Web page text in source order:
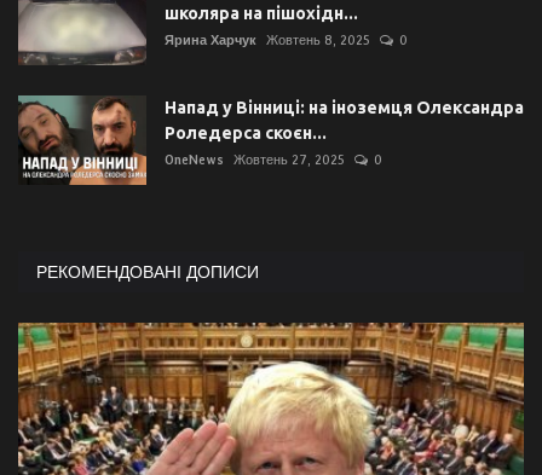
школяра на пішохідн...
Ярина Харчук Жовтень 8, 2025 0
Напад у Вінниці: на іноземця Олександра
Роледерса скоєн...
OneNews Жовтень 27, 2025 0
РЕКОМЕНДОВАНІ ДОПИСИ